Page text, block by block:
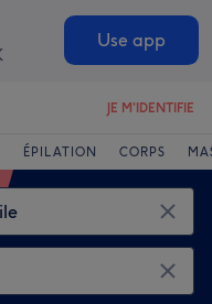
Use app
JE M'IDENTIFIE
ÉPILATION CORPS